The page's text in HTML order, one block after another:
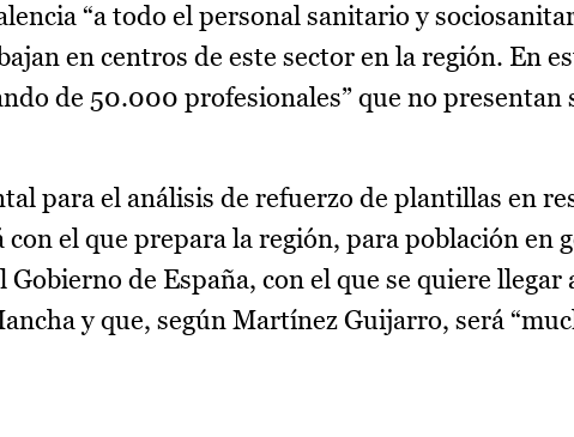
“a todo el personal sanitario y
en centros de este sector en la región. En
de 50.000 profesionales” que no presentan
para el análisis de refuerzo de plantillas en
el que prepara la región, para población en
de España, con el que se quiere llegar
y que, según Martínez Guijarro, será